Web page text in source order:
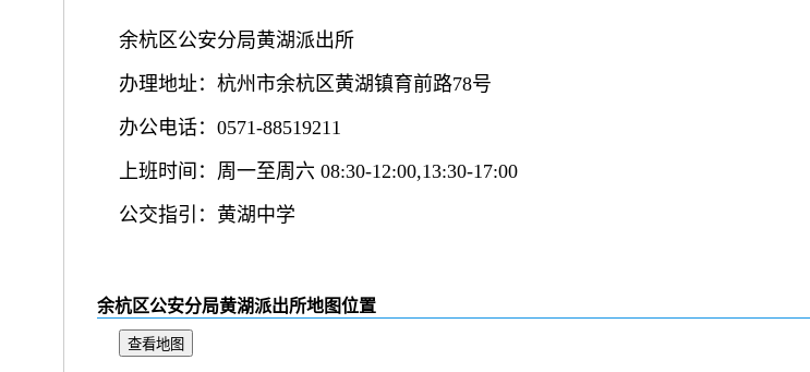
余杭区公安分局黄湖派出所
办理地址：杭州市余杭区黄湖镇育前路78号
办公电话：0571-88519211
上班时间：周一至周六 08:30-12:00,13:30-17:00
公交指引：黄湖中学
余杭区公安分局黄湖派出所地图位置
查看地图